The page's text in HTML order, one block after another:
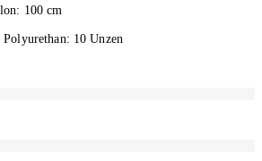
100 cm
Polyurethan: 10 Unzen
ergonomische Passform, angenähter